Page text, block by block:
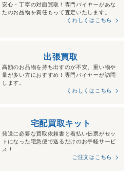
安心・丁寧の対面買取！専門バイヤーがあな
たのお品物を責任もって査定いたします。
くわしくはこちら
出張買取
高額のお品物を持ち出すのが不安、重い物や
量が多い方におすすめ！専門バイヤーが訪問
します。
くわしくはこちら
宅配買取キット
発送に必要な買取依頼書と着払い伝票がセッ
トになった宅急便で送るだけのお手軽サービ
ス！
ご注文はこちら